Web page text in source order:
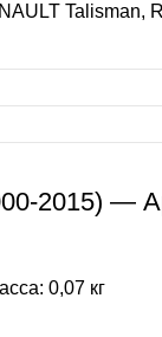
Talisman,
2015) —
0,07 кг